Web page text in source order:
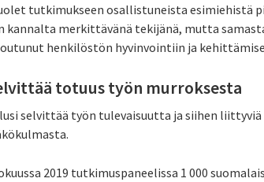
tutkimukseen osallistuneista esimiehistä
merkittävänä tekijänä, mutta
henkilöstön hyvinvointiin ja
totuus työn murroksesta
selvittää työn tulevaisuutta ja siihen liittyviä
2019 tutkimuspaneelissa 1 000